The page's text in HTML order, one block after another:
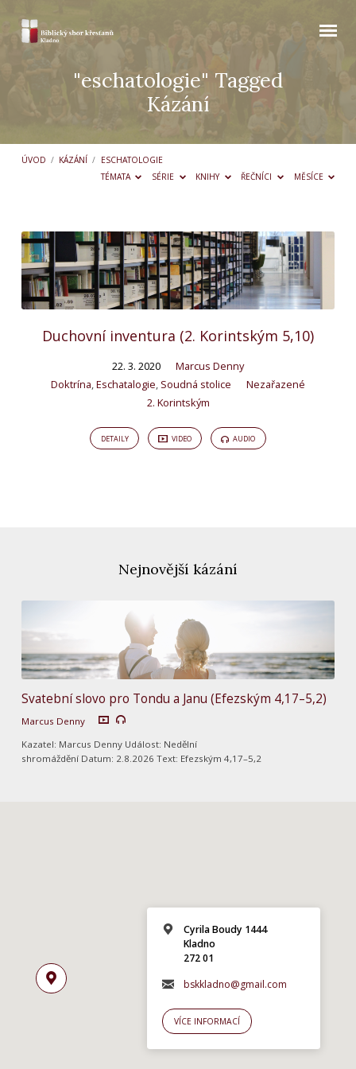
"eschatologie" Tagged
Kázání
ÚVOD / KÁZÁNÍ / ESCHATOLOGIE
TÉMATA
SÉRIE KNIHY ŘEČNÍCI MĚSÍCE
"eschatologie"
Tagged
Kázání
Duchovní inventura (2. Korintským 5,10)
22. 3. 2020
Marcus Denny
Doktrína Eschatalogie Soudná stolice
Nezařazené
2. Korintským
DETAILY VIDEO AUDIO
Nejnovější kázání
Svatební slovo pro Tondu a Janu (Efezským 4,17–5,2)
Marcus Denny
Kazatel: Marcus Denny Událost: Nedělní
shromáždění Datum: 2.8.2026 Text: Efezským 4,17–5,2
Cyrila Boudy 1444
Kladno
272 01
bskkladno@gmail.com
VÍCE INFORMACÍ